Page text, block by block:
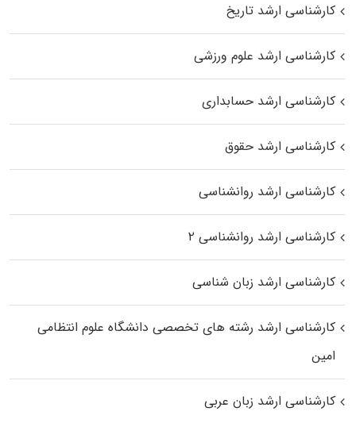
کارشناسی ارشد تاریخ
کارشناسی ارشد علوم ورزشی
کارشناسی ارشد حسابداری
کارشناسی ارشد حقوق
کارشناسی ارشد روانشناسی
کارشناسی ارشد روانشناسی ۲
کارشناسی ارشد زبان شناسی
کارشناسی ارشد رﺷﺘﻪ ﻫﺎی تخصصی داﻧﺸﮕﺎه ﻋﻠﻮم انتظامی
اﻣﻴﻦ
کارشناسی ارشد زبان عربی